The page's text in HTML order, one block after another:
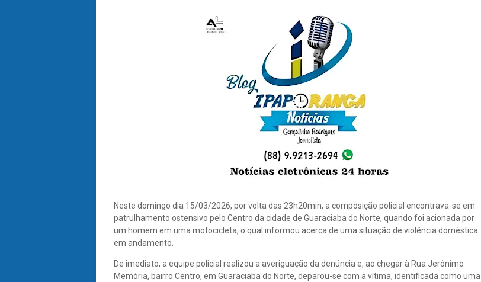
Neste domingo dia 15/03/2026, por volta das 23h20min, a composição policial encontrava-se em
patrulhamento ostensivo pelo Centro da cidade de Guaraciaba do Norte, quando foi acionada por
um homem em uma motocicleta, o qual informou acerca de uma situação de violência doméstica
em andamento.
De imediato, a equipe policial realizou a averiguação da denúncia e, ao chegar à Rua Jerônimo
Memória, bairro Centro, em Guaraciaba do Norte, deparou-se com a vítima, identificada como uma